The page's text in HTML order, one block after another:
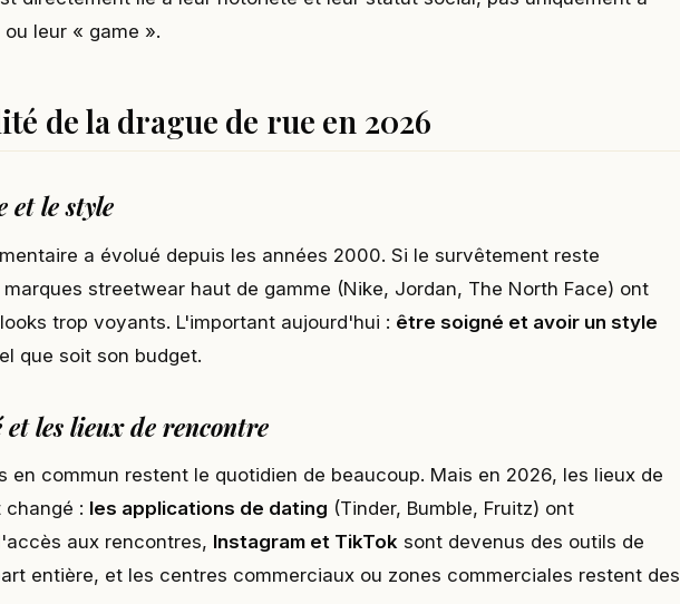
leur « game ».
de la drague de rue en 2026
et le style
a évolué depuis les années 2000. Si le survêtement reste
marques streetwear haut de gamme (Nike, Jordan, The North Face) ont
trop voyants. L'important aujourd'hui : être soigné et avoir un style
que soit son budget.
les lieux de rencontre
en commun restent le quotidien de beaucoup. Mais en 2026, les lieux de
: les applications de dating (Tinder, Bumble, Fruitz) ont
aux rencontres, Instagram et TikTok sont devenus des outils de
entière, et les centres commerciaux ou zones commerciales restent des